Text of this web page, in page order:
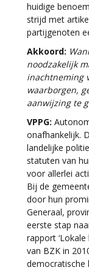
huidige
strijd met
partijgenoten
Akkoord:
noodzakelijk
inachtneming
waarborgen,
aanwijzing te
VPPG:
onafhankelijk.
landelijke
statuten van
voor allerlei
Bij de
door hun
Generaal,
eerste stap
rapport
van BZK in
democratische